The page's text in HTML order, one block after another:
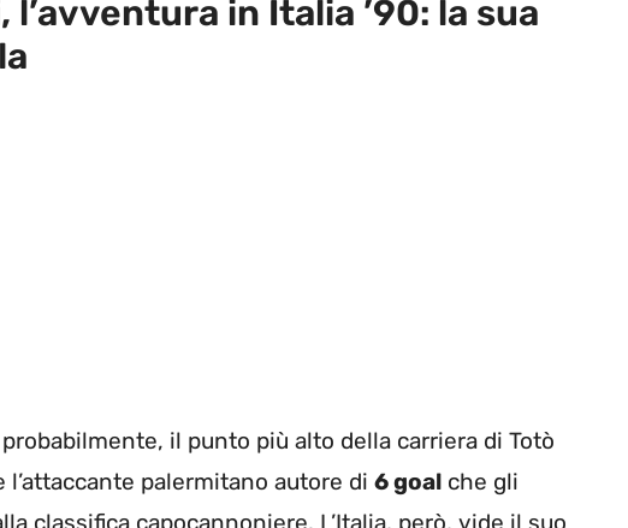
in Italia ’90: la sua
il punto più alto della carriera di Totò
palermitano autore di 6 goal che gli